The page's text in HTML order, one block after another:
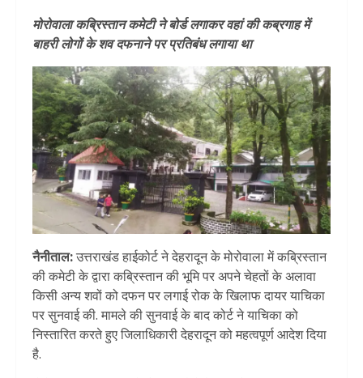
मोरोवाला कब्रिस्तान कमेटी ने बोर्ड लगाकर वहां की कब्रगाह में
बाहरी लोगों के शव दफनाने पर प्रतिबंध लगाया था
नैनीताल:उत्तराखंड हाईकोर्ट ने देहरादून के मोरोवाला में कब्रिस्तान
की कमेटी के द्वारा कब्रिस्तान की भूमि पर अपने चेहतों के अलावा
किसी अन्य शवों को दफन पर लगाई रोक के खिलाफ दायर याचिका
पर सुनवाई की. मामले की सुनवाई के बाद कोर्ट ने याचिका को
निस्तारित करते हुए जिलाधिकारी देहरादून को महत्वपूर्ण आदेश दिया
है.